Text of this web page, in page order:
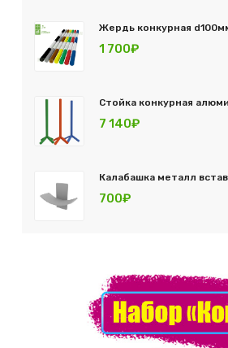
Жердь конкурная
1 700₽
Стойка конкурная
7 140₽
Калабашка металл
700₽